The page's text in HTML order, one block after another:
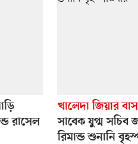
রাসেল
খালেদা জিয়ার
সাবেক যুগ্ম সচিব
রিমান্ড শুনানি